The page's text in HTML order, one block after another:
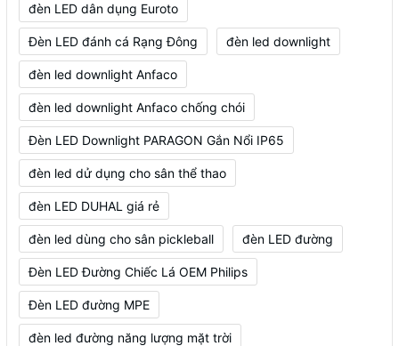
đèn LED dân dụng Euroto
Đèn LED đánh cá Rạng Đông đèn led downlight
đèn led downlight Anfaco
đèn led downlight Anfaco chống chói
Đèn LED Downlight PARAGON Gắn Nổi IP65
đèn led dử dụng cho sân thể thao
đèn LED DUHAL giá rẻ
đèn led dùng cho sân pickleball đèn LED đường
Đèn LED Đường Chiếc Lá OEM Philips
Đèn LED đường MPE
đèn led đường năng lượng mặt trời